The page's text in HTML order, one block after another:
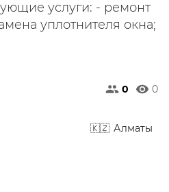
услуги: - ремонт
уплотнителя окна;
0 0
Алматы